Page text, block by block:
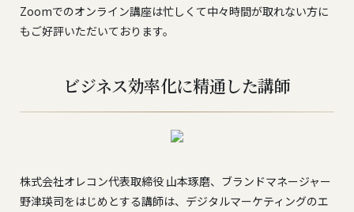
Zoomでのオンライン講座は忙しくて中々時間が取れない方に
もご好評いただいております。
ビジネス効率化に精通した講師
株式会社オレコン代表取締役 山本琢磨、ブランドマネージャー
野津瑛司をはじめとする講師は、デジタルマーケティングのエ